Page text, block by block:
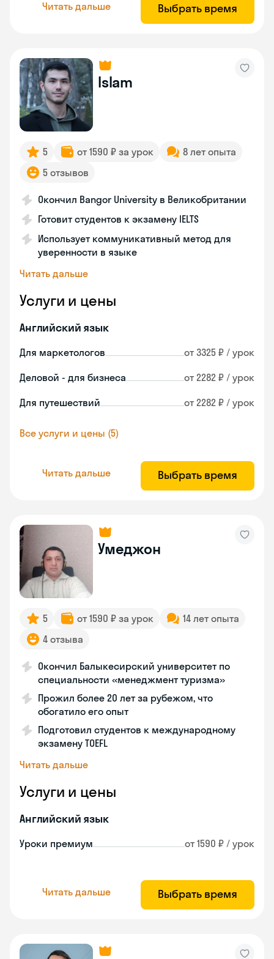
Читать дальше Выбрать время
Islam
5 от 1590 ₽ за урок
8 лет опыта
5 отзывов
Окончил Bangor University в Великобритании
Готовит студентов к экзамену IELTS
Использует коммуникативный метод для
уверенности в языке
Читать дальше
Услуги и цены
Английский язык
Для маркетологов от 3325 ₽ / урок
Деловой - для бизнеса от 2282 ₽ / урок
Для путешествий от 2282 ₽ / урок
Все услуги и цены (5)
Читать дальше Выбрать время
Умеджон
5 от 1590 ₽ за урок
14 лет опыта
4 отзыва
Окончил Балыкесирский университет по
специальности «менеджмент туризма»
Прожил более 20 лет за рубежом, что
обогатило его опыт
Подготовил студентов к международному
экзамену TOEFL
Читать дальше
Услуги и цены
Английский язык
Уроки премиум от 1590 ₽ / урок
Читать дальше Выбрать время